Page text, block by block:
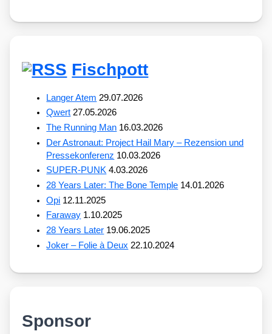
Fischpott
Langer Atem 29.07.2026
Qwert 27.05.2026
The Running Man 16.03.2026
Der Astronaut: Project Hail Mary – Rezension und
Pressekonferenz 10.03.2026
SUPER-PUNK 4.03.2026
28 Years Later: The Bone Temple 14.01.2026
Opi 12.11.2025
Faraway 1.10.2025
28 Years Later 19.06.2025
Joker – Folie à Deux 22.10.2024
Sponsor